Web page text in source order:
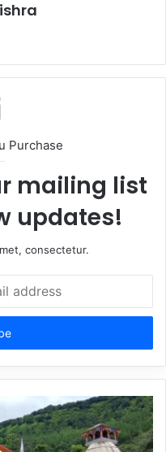
Purchase
mailing list
updates!
consectetur.